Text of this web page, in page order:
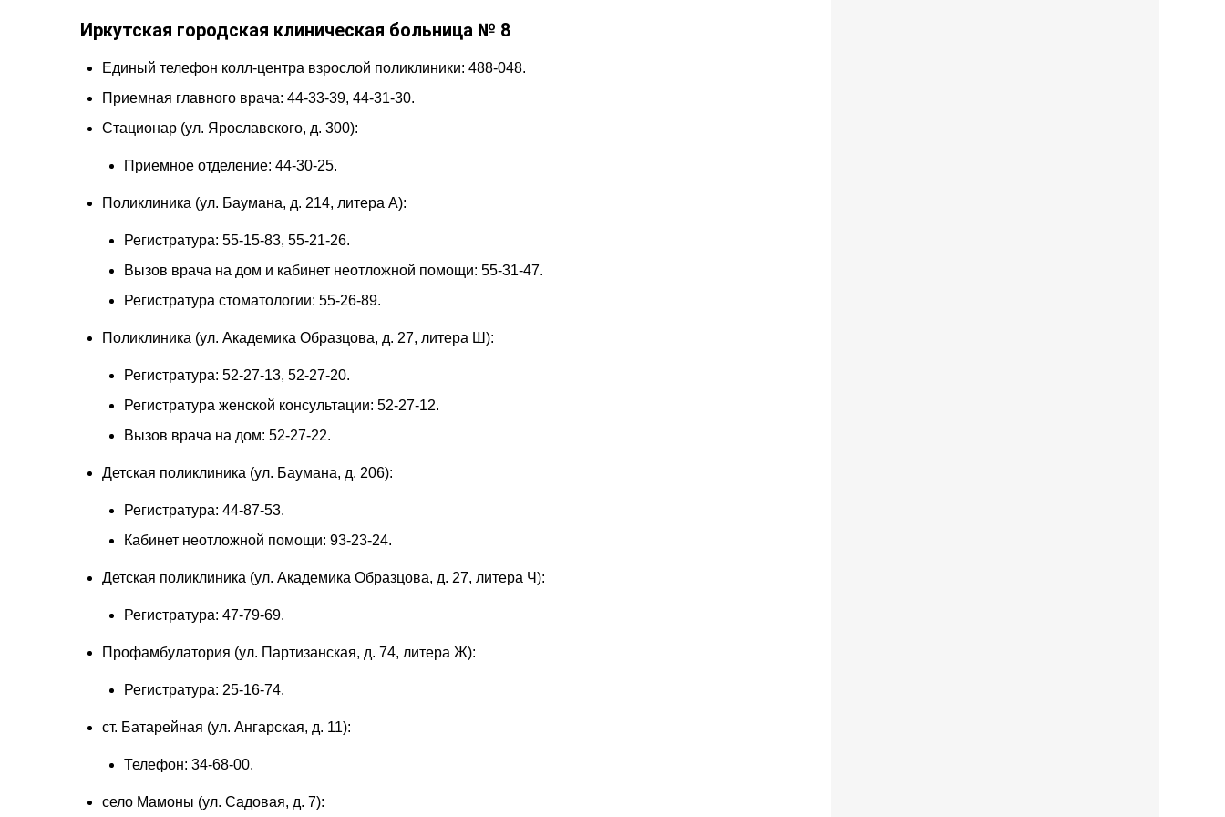
Иркутская городская клиническая больница № 8
Единый телефон колл-центра взрослой поликлиники: 488-048.
Приемная главного врача: 44-33-39, 44-31-30.
Стационар (ул. Ярославского, д. 300):
Приемное отделение: 44-30-25.
Поликлиника (ул. Баумана, д. 214, литера А):
Регистратура: 55-15-83, 55-21-26.
Вызов врача на дом и кабинет неотложной помощи: 55-31-47.
Регистратура стоматологии: 55-26-89.
Поликлиника (ул. Академика Образцова, д. 27, литера Ш):
Регистратура: 52-27-13, 52-27-20.
Регистратура женской консультации: 52-27-12.
Вызов врача на дом: 52-27-22.
Детская поликлиника (ул. Баумана, д. 206):
Регистратура: 44-87-53.
Кабинет неотложной помощи: 93-23-24.
Детская поликлиника (ул. Академика Образцова, д. 27, литера Ч):
Регистратура: 47-79-69.
Профамбулатория (ул. Партизанская, д. 74, литера Ж):
Регистратура: 25-16-74.
ст. Батарейная (ул. Ангарская, д. 11):
Телефон: 34-68-00.
село Мамоны (ул. Садовая, д. 7):